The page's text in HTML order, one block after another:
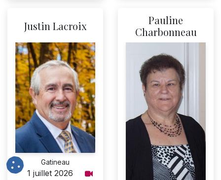
Justin Lacroix
Gatineau
1 juillet 2026
Pauline
Charbonneau